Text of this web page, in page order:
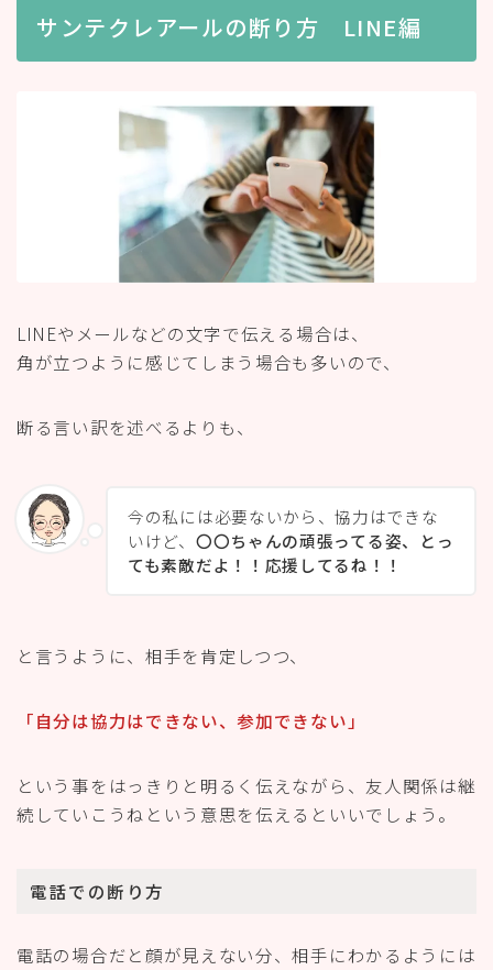
サンテクレアールの断り方 LINE編
LINEやメールなどの文字で伝える場合は、
角が立つように感じてしまう場合も多いので、
断る言い訳を述べるよりも、
今の私には必要ないから、協力はできな
いけど、 〇〇ちゃんの頑張ってる姿、とっ
ても素敵だよ！！応援してるね！！
と言うように、相手を肯定しつつ、
「自分は協力はできない、参加できない」
という事をはっきりと明るく伝えながら、友人関係は継
続していこうねという意思を伝えるといいでしょう。
電話での断り方
電話の場合だと顔が見えない分、相手にわかるようには